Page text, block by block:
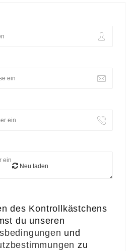
Neu laden
des Kontrollkästchens
du unseren
und
zu